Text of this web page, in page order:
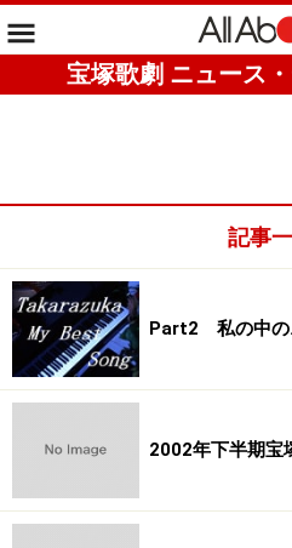
宝塚歌劇 ニュース
記事
Part2 私の中の
2002年下半期宝